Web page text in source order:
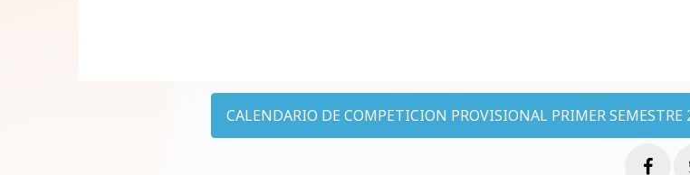
CALENDARIO DE COMPETICION PROVISIONAL PRIMER SEMESTRE